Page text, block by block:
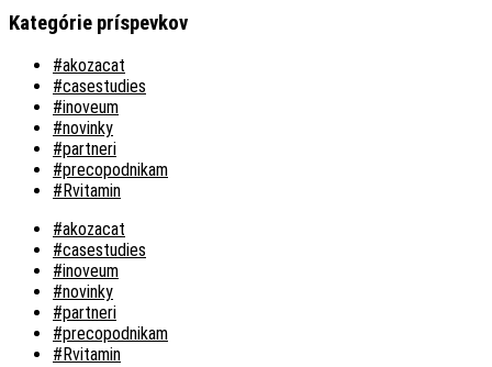
Kategórie príspevkov
#akozacat
#casestudies
#inoveum
#novinky
#partneri
#precopodnikam
#Rvitamin
#akozacat
#casestudies
#inoveum
#novinky
#partneri
#precopodnikam
#Rvitamin